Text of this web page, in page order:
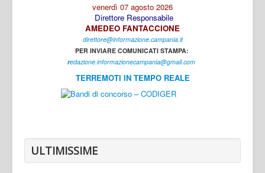
Caserta
venerdì 07 agosto 2026
Direttore Responsabile
AMEDEO FANTACCIONE
direttore@informazione.campania.it
PER INVIARE COMUNICATI STAMPA:
redazione.informazionecampania@gmail.com
TERREMOTI IN TEMPO REALE
ULTIMISSIME